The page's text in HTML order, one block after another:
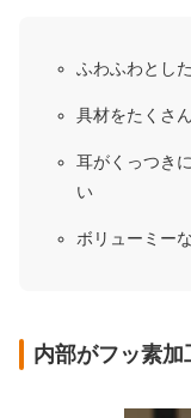
ふわふわとし
具材をたくさ
耳がくっつき
い
ボリューミー
内部がフッ素